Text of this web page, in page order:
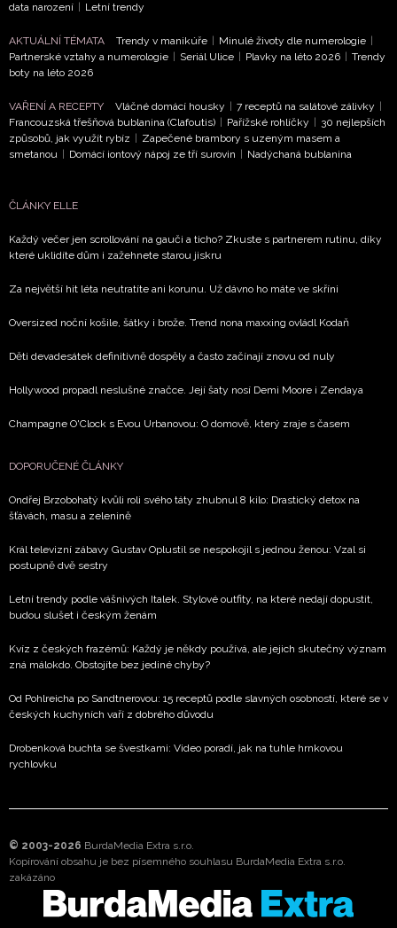
data narození
Letní trendy
AKTUÁLNÍ TÉMATA Trendy v manikúře Minulé životy dle numerologie
Partnerské vztahy a numerologie
Seriál Ulice Plavky na léto 2026
Trendy
boty na léto 2026
VAŘENÍ A RECEPTY Vláčné domácí housky 7 receptů na salátové zálivky
Francouzská třešňová bublanina (Clafoutis)
Pařížské rohlíčky
30 nejlepších
způsobů, jak využít rybíz
Zapečené brambory s uzeným masem a
smetanou
Domácí iontový nápoj ze tří surovin Nadýchaná bublanina
ČLÁNKY ELLE
Každý večer jen scrollování na gauči a ticho? Zkuste s partnerem rutinu, díky
které uklidíte dům i zažehnete starou jiskru
Za největší hit léta neutratíte ani korunu. Už dávno ho máte ve skříni
Oversized noční košile, šátky i brože. Trend nona maxxing ovládl Kodaň
Děti devadesátek definitivně dospěly a často začínají znovu od nuly
Hollywood propadl neslušné značce. Její šaty nosí Demi Moore i Zendaya
Champagne O'Clock s Evou Urbanovou: O domově, který zraje s časem
DOPORUČENÉ ČLÁNKY
Ondřej Brzobohatý kvůli roli svého táty zhubnul 8 kilo: Drastický detox na
šťávách, masu a zelenině
Král televizní zábavy Gustav Oplustil se nespokojil s jednou ženou: Vzal si
postupně dvě sestry
Letní trendy podle vášnivých Italek. Stylové outfity, na které nedají dopustit,
budou slušet i českým ženám
Kvíz z českých frazémů: Každý je někdy používá, ale jejich skutečný význam
zná málokdo. Obstojíte bez jediné chyby?
Od Pohlreicha po Sandtnerovou: 15 receptů podle slavných osobností, které se v
českých kuchyních vaří z dobrého důvodu
Drobenková buchta se švestkami: Video poradí, jak na tuhle hrnkovou
rychlovku
© 2003-2026 BurdaMedia Extra s.r.o.
Kopírování obsahu je bez písemného souhlasu BurdaMedia Extra s.r.o.
zakázáno